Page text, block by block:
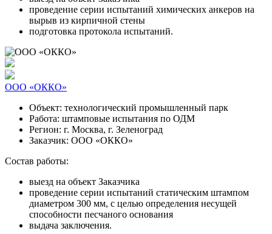
проведение серии испытаний химических анкеров на
вырыв из кирпичной стены
подготовка протокола испытаний.
ООО «ОККО»
Объект: технологический промышленный парк
Работа: штамповые испытания по ОДМ
Регион: г. Москва, г. Зеленоград
Заказчик: ООО «ОККО»
Состав работы:
выезд на объект Заказчика
проведение серии испытаний статическим штампом
диаметром 300 мм, с целью определения несущей
способности песчаного основания
выдача заключения.